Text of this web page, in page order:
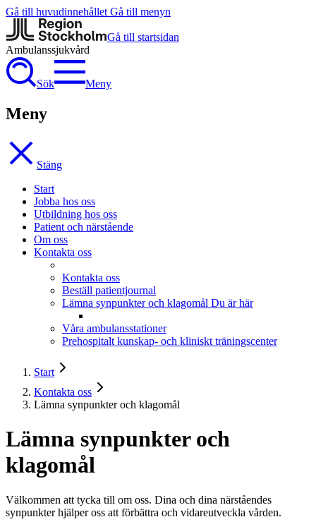
Gå till huvudinnehållet Gå till menyn
Gå till startsidan
Ambulanssjukvård
Sök Meny
Meny
Stäng
Start
Jobba hos oss
Utbildning hos oss
Patient och närstående
Om oss
Kontakta oss
Kontakta oss
Beställ patientjournal
Lämna synpunkter och klagomål Du är här
Våra ambulansstationer
Prehospitalt kunskap- och kliniskt träningscenter
Start
Kontakta oss
Lämna synpunkter och klagomål
Lämna synpunkter och
klagomål
Välkommen att tycka till om oss. Dina och dina närståendes
synpunkter hjälper oss att förbättra och vidareutveckla vården.